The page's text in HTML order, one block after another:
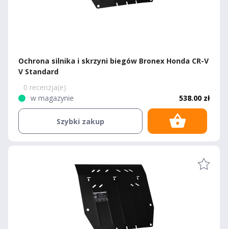
Ochrona silnika i skrzyni biegów Bronex Honda CR-V
V Standard
0 recenzja(e)
w magazynie
538.00 zł
Szybki zakup